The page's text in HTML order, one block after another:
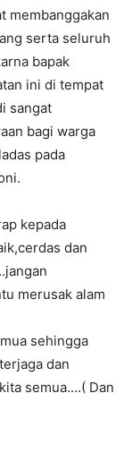
membanggakan
serta seluruh
bapak
ini di tempat
sangat
bagi warga
pada
kepada
dan
merusak alam
sehingga
dan
semua….( Dan